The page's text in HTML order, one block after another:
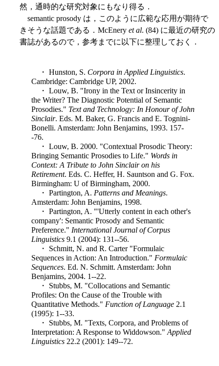
然，通時的な研究対象にもなり得る．
semantic prosody は，このように広範な応用が期待で
きそうな話題である．McEnery et al. (84) に最近の研究の
書誌があるので，参考までに以下に整理しておく．
・ Hunston, S. Corpora in Applied Linguistics.
Cambridge: Cambridge UP, 2002.
・ Louw, B. "Irony in the Text or Insincerity in
the Writer? The Diagnostic Potential of Semantic
Prosodies." Text and Technology: In Honour of John
Sinclair. Eds. M. Baker, G. Francis and E. Tognini-
Bonelli. Amsterdam: John Benjamins, 1993. 157-
-76.
・ Louw, B. 2000. "Contextual Prosodic Theory:
Bringing Semantic Prosodies to Life." Words in
Context: A Tribute to John Sinclair on his
Retirement. Eds. C. Heffer, H. Sauntson and G. Fox.
Birmingham: U of Birmingham, 2000.
・ Partington, A. Patterns and Meanings.
Amsterdam: John Benjamins, 1998.
・ Partington, A. "'Utterly content in each other's
company': Semantic Prosody and Semantic
Preference." International Journal of Corpus
Linguistics 9.1 (2004): 131--56.
・ Schmitt, N. and R. Carter "Formulaic
Sequences in Action: An Introduction." Formulaic
Sequences. Ed. N. Schmitt. Amsterdam: John
Benjamins, 2004. 1--22.
・ Stubbs, M. "Collocations and Semantic
Profiles: On the Cause of the Trouble with
Quantitative Methods." Function of Language 2.1
(1995): 1--33.
・ Stubbs, M. "Texts, Corpora, and Problems of
Interpretation: A Response to Widdowson." Applied
Linguistics 22.2 (2001): 149--72.